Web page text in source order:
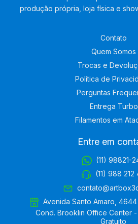
produção própria, loja física e
Contato
Quem Somos
Trocas e
Política de
Perguntas
Entrega Turbo
Filamentos em
Entre em
(11) 98821-
(11) 988 212
Avenida Santo Amaro,
Cond. Brooklin Office Center
Gratuito